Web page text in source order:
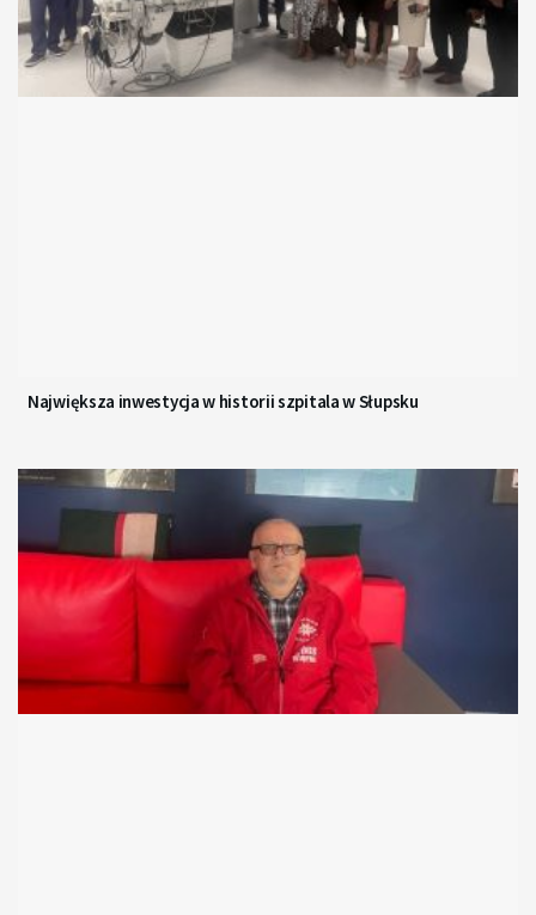
Największa inwestycja w historii szpitala w Słupsku